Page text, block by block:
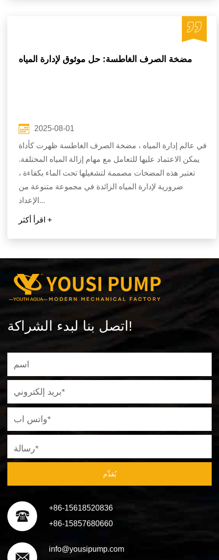
مضخة الصرف الغاطسة: حل موثوق لإدارة المياه
2025-08-01
في عالم إدارة المياه ، مضخة الصرف الغاطسة ظهرت كأداة
يمكن الاعتماد عليها للتعامل مع مهام إزالة المياه المختلفة.
تعتبر هذه المضخات مصممة لتشغيلها تحت الماء بكفاءة ،
ضرورية لإدارة المياه الزائدة في مجموعة متنوعة من
الإعداد...
اقرأ أكثر +
اتصل بنا لبدء الشراكة!
يُقدِّم
+86-15618520836
+86-15857680660
info@yousipump.com